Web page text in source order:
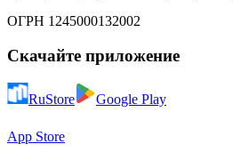
ОГРН 1245000132002
Скачайте приложение
RuStore Google Play
App Store